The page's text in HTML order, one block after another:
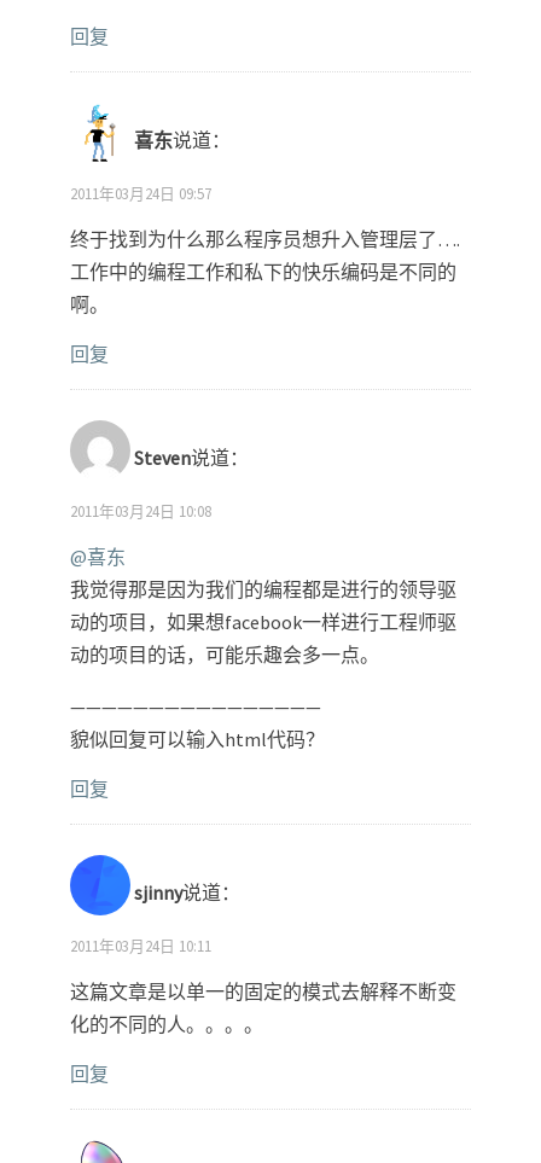
回复
喜东说道：
2011年03月24日 09:57
终于找到为什么那么程序员想升入管理层了….
工作中的编程工作和私下的快乐编码是不同的
啊。
回复
Steven说道：
2011年03月24日 10:08
@喜东
我觉得那是因为我们的编程都是进行的领导驱
动的项目，如果想facebook一样进行工程师驱
动的项目的话，可能乐趣会多一点。
————————————————
貌似回复可以输入html代码？
回复
sjinny说道：
2011年03月24日 10:11
这篇文章是以单一的固定的模式去解释不断变
化的不同的人。。。。
回复